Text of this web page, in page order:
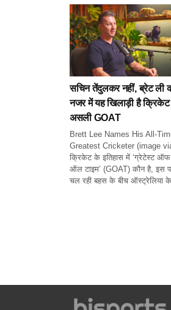
सचिन तेंदुलकर नहीं, ब्रेट ली
नजर में यह खिलाड़ी है क्रिकेट
असली GOAT
Brett Lee Names His All-
Greatest Cricketer (image
क्रिकेट के इतिहास में ‘ग्रेटेस्ट ऑफ
ऑल टाइम’ (GOAT) कौन है, इस
चल रही बहस के बीच ऑस्ट्रेलिया